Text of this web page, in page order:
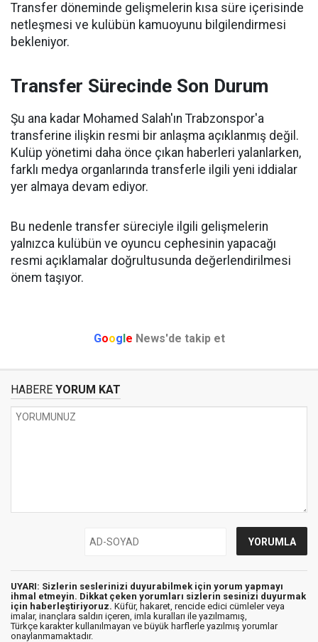
Transfer döneminde gelişmelerin kısa süre içerisinde
netleşmesi ve kulübün kamuoyunu bilgilendirmesi
bekleniyor.
Transfer Sürecinde Son Durum
Şu ana kadar Mohamed Salah'ın Trabzonspor'a
transferine ilişkin resmi bir anlaşma açıklanmış değil.
Kulüp yönetimi daha önce çıkan haberleri yalanlarken,
farklı medya organlarında transferle ilgili yeni iddialar
yer almaya devam ediyor.
Bu nedenle transfer süreciyle ilgili gelişmelerin
yalnızca kulübün ve oyuncu cephesinin yapacağı
resmi açıklamalar doğrultusunda değerlendirilmesi
önem taşıyor.
Google News'de takip et
HABERE YORUM KAT
UYARI: Sizlerin seslerinizi duyurabilmek için yorum yapmayı
ihmal etmeyin. Dikkat çeken yorumları sizlerin sesinizi duyurmak
için haberleştiriyoruz. Küfür, hakaret, rencide edici cümleler veya
imalar, inançlara saldırı içeren, imla kuralları ile yazılmamış,
Türkçe karakter kullanılmayan ve büyük harflerle yazılmış yorumlar
onaylanmamaktadır.